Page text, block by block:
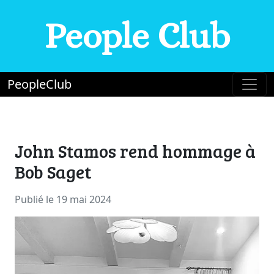
People Club
PeopleClub
John Stamos rend hommage à
Bob Saget
Publié le 19 mai 2024